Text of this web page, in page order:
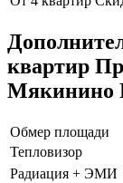
квартир
Мякинино
Обмер площади
Тепловизор
Радиация + ЭМИ